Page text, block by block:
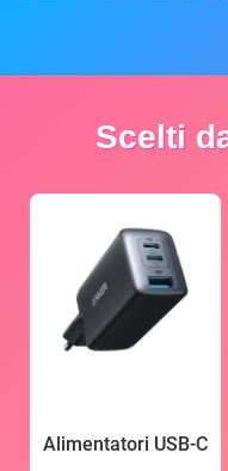
Scelti
Alimentatori USB-C